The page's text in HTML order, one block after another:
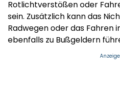
Rotlichtverstößen oder
sein. Zusätzlich kann das
Radwegen oder das Fahren
ebenfalls zu Bußgeldern
Anzeige